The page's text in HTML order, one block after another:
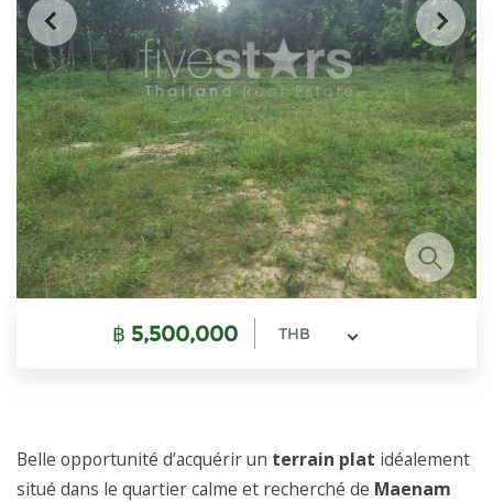
฿ 5,500,000 THB
Belle opportunité d’acquérir un terrain plat idéalement
situé dans le quartier calme et recherché de Maenam